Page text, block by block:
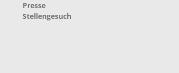
Presse
Stellengesuch